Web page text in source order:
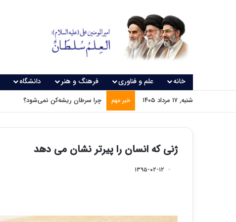
خانه علم و فناوری فرهنگ و هنر دانشگاه
شنبه, ۱۷ مرداد ۱۴۰۵ خبر مهم چرا سرطان ریشه‌کن نمی‌شود؟
ژنی که انسان را پیرتر نشان می دهد
۱۳۹۵-۰۲-۱۲